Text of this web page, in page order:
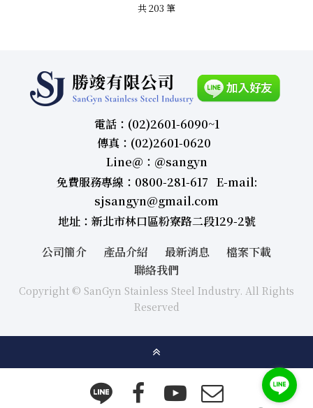
共 203 筆
電話：(02)2601-6090~1
傳真：(02)2601-0620
Line＠：＠sangyn
免費服務專線：0800-281-617 E-mail:
sjsangyn@gmail.com
地址：新北市林口區粉寮路二段129-2號
公司簡介
產品介紹 最新消息
檔案下載
聯絡我們
Copyright © SanGyn Stainless Steel Industry. All Rights
Reserved